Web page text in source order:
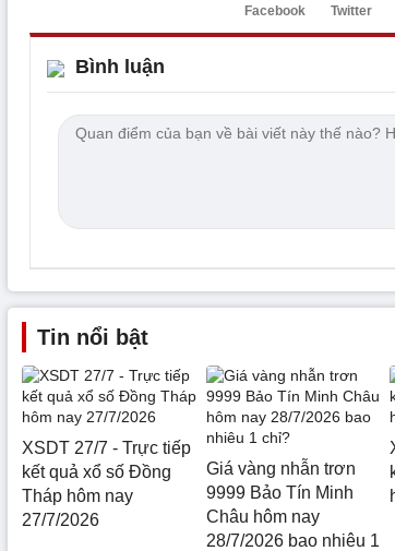
Facebook Twitter
Bình luận
Tin nổi bật
XSDT 27/7 - Trực tiếp
kết quả xổ số Đồng
Tháp hôm nay
27/7/2026
Giá vàng nhẫn trơn
9999 Bảo Tín Minh
Châu hôm nay
28/7/2026 bao nhiêu 1